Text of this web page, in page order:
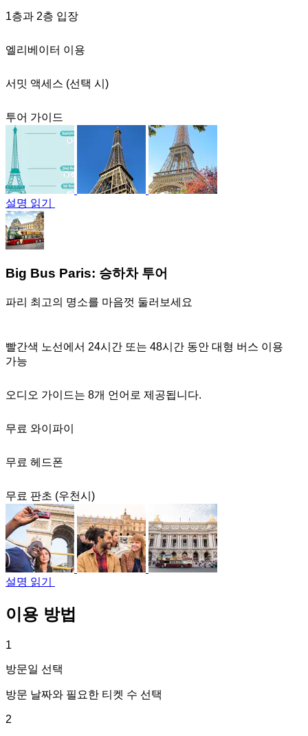
1층과 2층 입장
엘리베이터 이용
서밋 액세스 (선택 시)
투어 가이드
설명 읽기
Big Bus Paris: 승하차 투어
파리 최고의 명소를 마음껏 둘러보세요
빨간색 노선에서 24시간 또는 48시간 동안 대형 버스 이용
가능
오디오 가이드는 8개 언어로 제공됩니다.
무료 와이파이
무료 헤드폰
무료 판초 (우천시)
설명 읽기
이용 방법
1
방문일 선택
방문 날짜와 필요한 티켓 수 선택
2